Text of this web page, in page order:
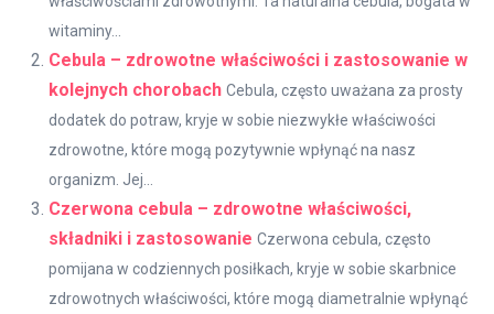
witaminy...
Cebula – zdrowotne właściwości i zastosowanie w
kolejnych chorobach Cebula, często uważana za prosty
dodatek do potraw, kryje w sobie niezwykłe właściwości
zdrowotne, które mogą pozytywnie wpłynąć na nasz
organizm. Jej...
Czerwona cebula – zdrowotne właściwości,
składniki i zastosowanie Czerwona cebula, często
pomijana w codziennych posiłkach, kryje w sobie skarbnice
zdrowotnych właściwości, które mogą diametralnie wpłynąć